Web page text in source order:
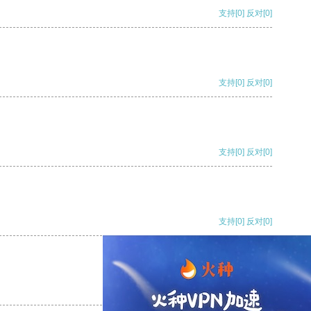
支持[0] 反对[0]
支持[0] 反对[0]
支持[0] 反对[0]
支持[0] 反对[0]
支持 反对